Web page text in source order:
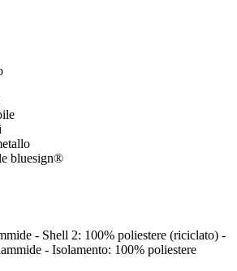
bluesign®
- Shell 2: 100% poliestere (riciclato) -
- Isolamento: 100% poliestere